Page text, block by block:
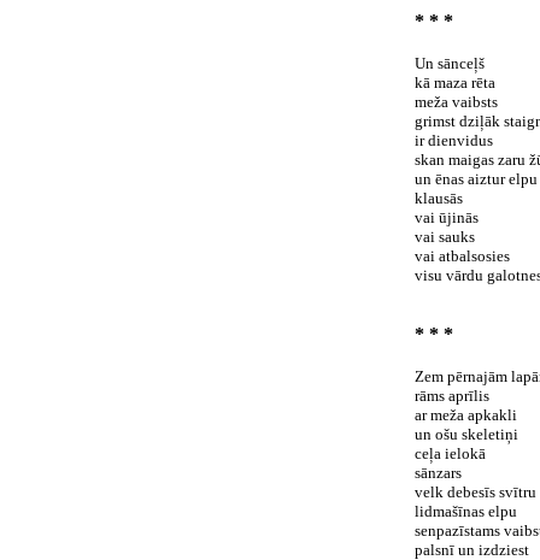
* * *
Un sānceļš
kā maza rēta
meža vaibsts
grimst dziļāk
ir dienvidus
skan maigas zaru
un ēnas aiztur elpu
klausās
vai ūjinās
vai sauks
vai atbalsosies
visu vārdu
* * *
Zem pērnajām
rāms aprīlis
ar meža apkakli
un ošu skeletiņi
ceļa ielokā
sānzars
velk debesīs svītru
lidmašīnas elpu
senpazīstams
palsnī un izdziest